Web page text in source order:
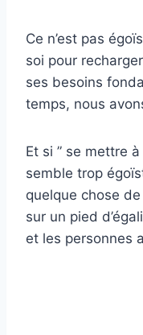
Ce n’est pas
soi pour
ses besoins
temps, nous
Et si ” se mettre
semble trop
quelque chose
sur un pied
et les personnes